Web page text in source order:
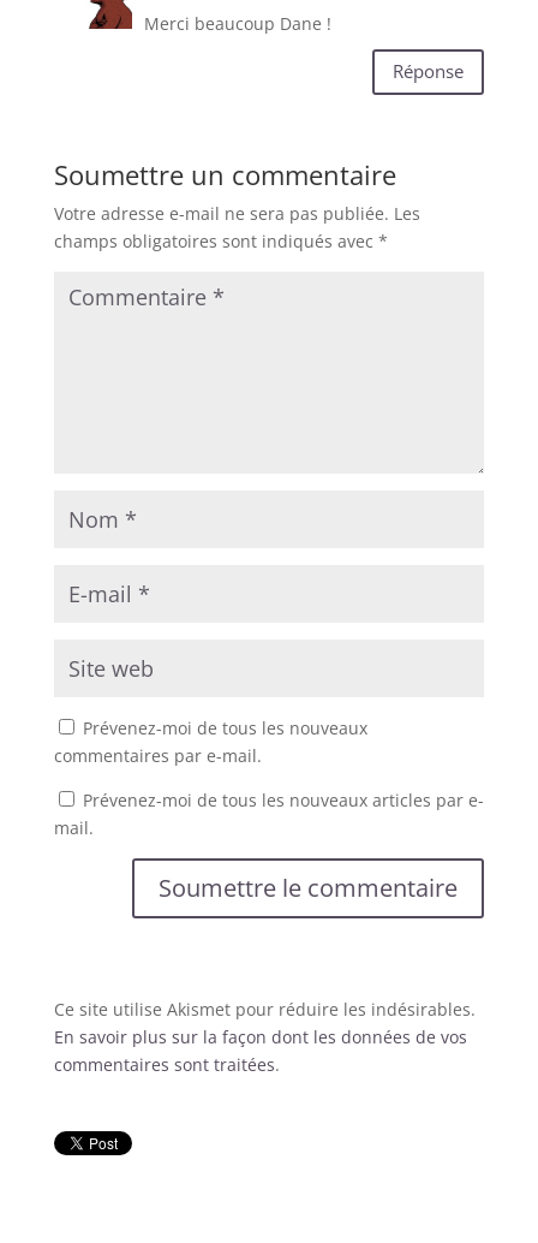
Merci beaucoup Dane !
Réponse
Soumettre un commentaire
Votre adresse e-mail ne sera pas publiée. Les
champs obligatoires sont indiqués avec *
Prévenez-moi de tous les nouveaux
commentaires par e-mail.
Prévenez-moi de tous les nouveaux articles par e-
mail.
Soumettre le commentaire
Ce site utilise Akismet pour réduire les indésirables.
En savoir plus sur la façon dont les données de vos
commentaires sont traitées.